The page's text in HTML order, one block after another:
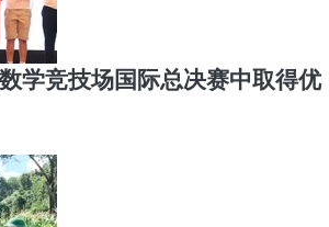
学竞技场国际总决赛中取得优